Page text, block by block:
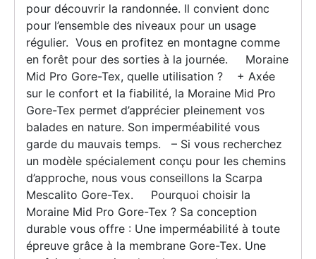
pour découvrir la randonnée. Il convient donc
pour l’ensemble des niveaux pour un usage
régulier. Vous en profitez en montagne comme
en forêt pour des sorties à la journée. Moraine
Mid Pro Gore-Tex, quelle utilisation ? + Axée
sur le confort et la fiabilité, la Moraine Mid Pro
Gore-Tex permet d’apprécier pleinement vos
balades en nature. Son imperméabilité vous
garde du mauvais temps. – Si vous recherchez
un modèle spécialement conçu pour les chemins
d’approche, nous vous conseillons la Scarpa
Mescalito Gore-Tex. Pourquoi choisir la
Moraine Mid Pro Gore-Tex ? Sa conception
durable vous offre : Une imperméabilité à toute
épreuve grâce à la membrane Gore-Tex. Une